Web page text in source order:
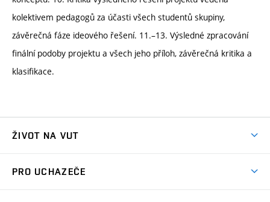
kolektivem pedagogů za účasti všech studentů skupiny,
závěrečná fáze ideového řešení. 11.–13. Výsledné zpracování
finální podoby projektu a všech jeho příloh, závěrečná kritika a
klasifikace.
ŽIVOT NA VUT
PRO UCHAZEČE